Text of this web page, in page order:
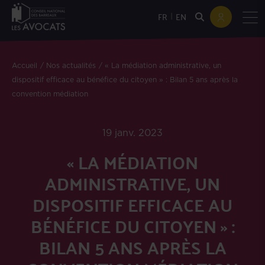
FR EN
Accueil Nos actualités
« La médiation administrative, un
dispositif efficace au bénéfice du citoyen » : Bilan 5 ans après la
convention médiation
19 janv. 2023
« LA MÉDIATION
ADMINISTRATIVE, UN
DISPOSITIF EFFICACE AU
BÉNÉFICE DU CITOYEN » :
BILAN 5 ANS APRÈS LA